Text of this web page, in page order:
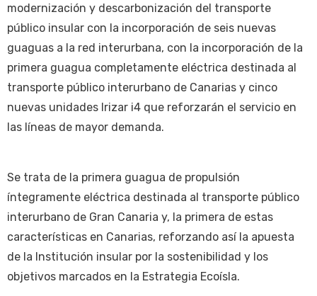
modernización y descarbonización del transporte
público insular con la incorporación de seis nuevas
guaguas a la red interurbana, con la incorporación de la
primera guagua completamente eléctrica destinada al
transporte público interurbano de Canarias y cinco
nuevas unidades Irizar i4 que reforzarán el servicio en
las líneas de mayor demanda.
Se trata de la primera guagua de propulsión
íntegramente eléctrica destinada al transporte público
interurbano de Gran Canaria y, la primera de estas
características en Canarias, reforzando así la apuesta
de la Institución insular por la sostenibilidad y los
objetivos marcados en la Estrategia Ecoísla.